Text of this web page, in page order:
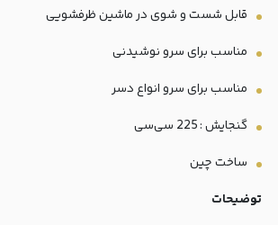
قابل شست و شوی در ماشین ظرفشویی
مناسب برای سرو نوشیدنی
مناسب برای سرو انواع دسر
گنجایش : 225 سی‌سی
ساخت چین
توضیحات